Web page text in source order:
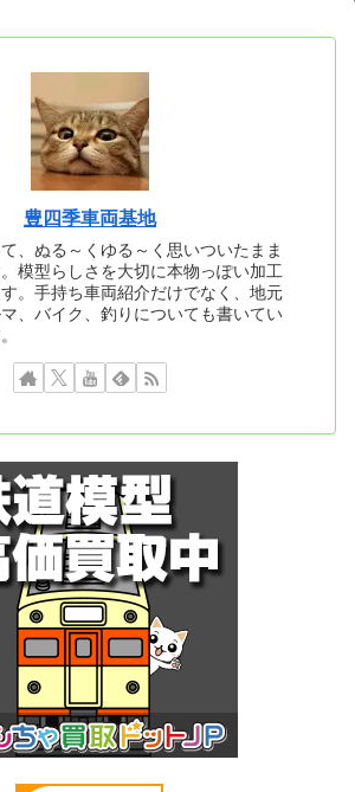
豊四季車両基地
、ぬる～くゆる～く思いついたまま
模型らしさを大切に本物っぽい加工
。手持ち車両紹介だけでなく、地元
、バイク、釣りについても書いてい